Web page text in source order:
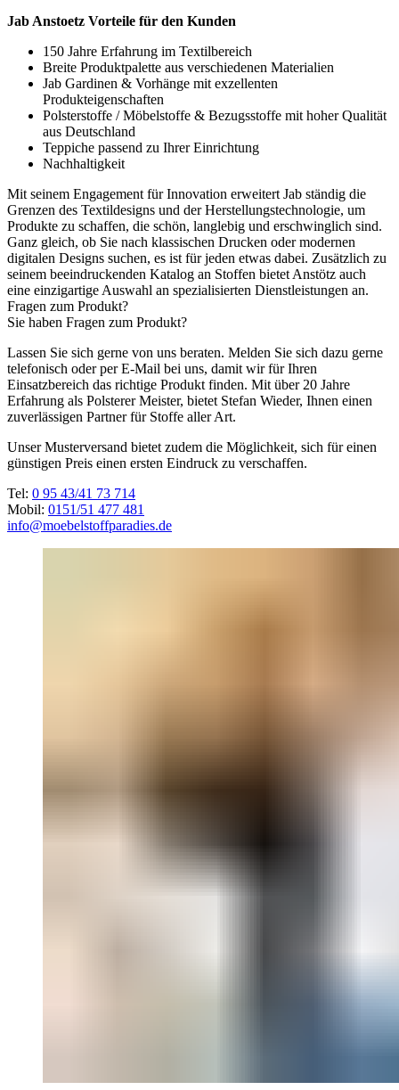
Jab Anstoetz Vorteile für den Kunden
150 Jahre Erfahrung im Textilbereich
Breite Produktpalette aus verschiedenen Materialien
Jab Gardinen & Vorhänge mit exzellenten
Produkteigenschaften
Polsterstoffe / Möbelstoffe & Bezugsstoffe mit hoher Qualität
aus Deutschland
Teppiche passend zu Ihrer Einrichtung
Nachhaltigkeit
Mit seinem Engagement für Innovation erweitert Jab ständig die
Grenzen des Textildesigns und der Herstellungstechnologie, um
Produkte zu schaffen, die schön, langlebig und erschwinglich sind.
Ganz gleich, ob Sie nach klassischen Drucken oder modernen
digitalen Designs suchen, es ist für jeden etwas dabei. Zusätzlich zu
seinem beeindruckenden Katalog an Stoffen bietet Anstötz auch
eine einzigartige Auswahl an spezialisierten Dienstleistungen an.
Fragen zum Produkt?
Sie haben Fragen zum Produkt?
Lassen Sie sich gerne von uns beraten. Melden Sie sich dazu gerne
telefonisch oder per E-Mail bei uns, damit wir für Ihren
Einsatzbereich das richtige Produkt finden. Mit über 20 Jahre
Erfahrung als Polsterer Meister, bietet Stefan Wieder, Ihnen einen
zuverlässigen Partner für Stoffe aller Art.
Unser Musterversand bietet zudem die Möglichkeit, sich für einen
günstigen Preis einen ersten Eindruck zu verschaffen.
Tel: 0 95 43/41 73 714
Mobil: 0151/51 477 481
info@moebelstoffparadies.de